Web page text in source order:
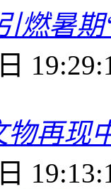
燃暑
物再现